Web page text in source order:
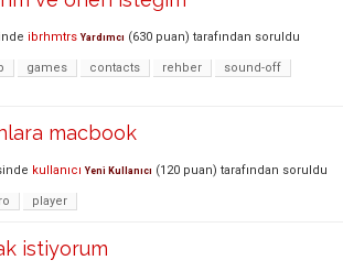
ibrhmtrs Yardımcı (630 puan) tarafından soruldu
games contacts rehber
sound-off
macbook
kullanıcı Yeni Kullanıcı (120 puan) tarafından soruldu
player
istiyorum